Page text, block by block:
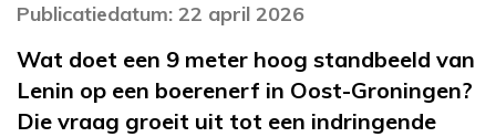
Publicatiedatum: 22 april 2026
Wat doet een 9 meter hoog standbeeld van
Lenin op een boerenerf in Oost-Groningen?
Die vraag groeit uit tot een indringende